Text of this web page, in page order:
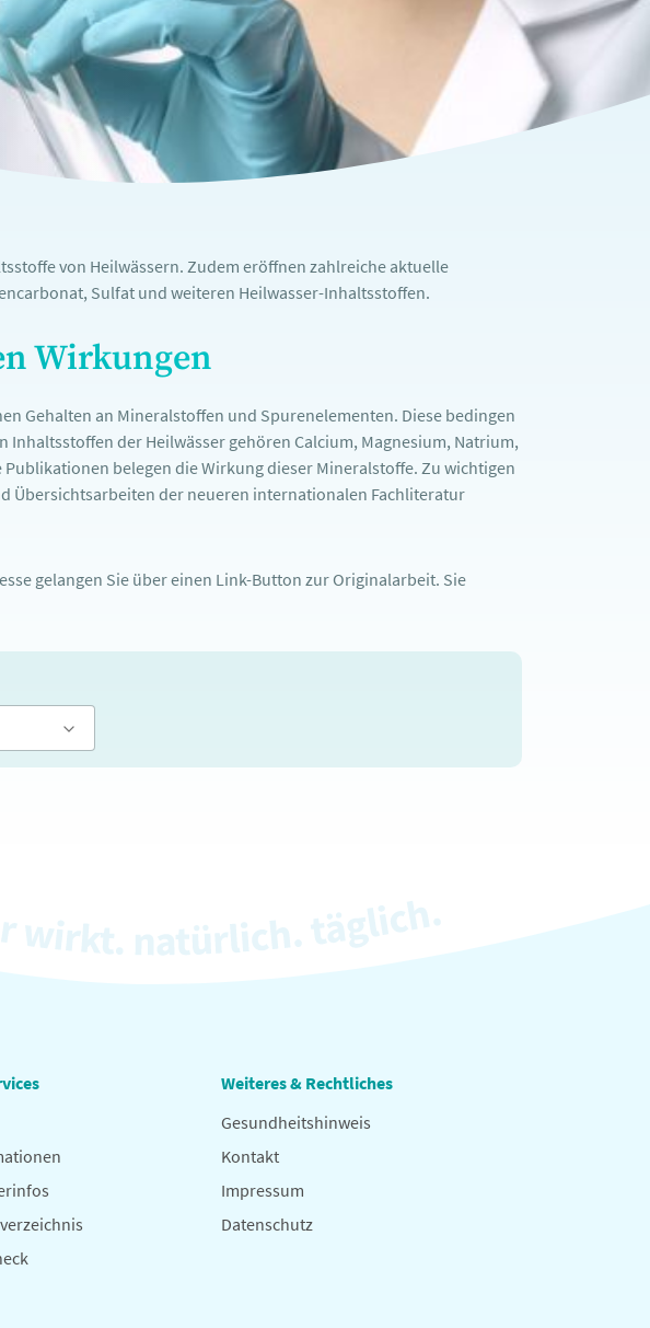
von Heilwässern. Zudem eröffnen zahlreiche aktuelle
Sulfat und weiteren Heilwasser-Inhaltsstoffen.
Wirkungen
Gehalten an Mineralstoffen und Spurenelementen. Diese bedingen
der Heilwässer gehören Calcium, Magnesium, Natrium,
belegen die Wirkung dieser Mineralstoffe. Zu wichtigen
Übersichtsarbeiten der neueren internationalen Fachliteratur
gelangen Sie über einen Link-Button zur Originalarbeit. Sie
Weiteres & Rechtliches
Gesundheitshinweis
Kontakt
Impressum
Datenschutz